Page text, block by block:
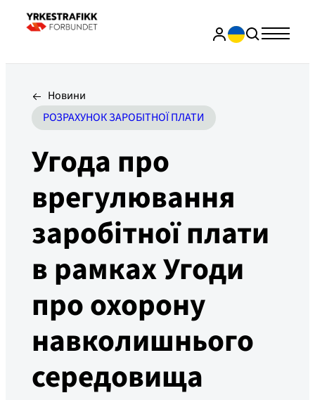
Новини
РОЗРАХУНОК ЗАРОБІТНОЇ ПЛАТИ
Угода про
врегулювання
заробітної плати
в рамках Угоди
про охорону
навколишнього
середовища